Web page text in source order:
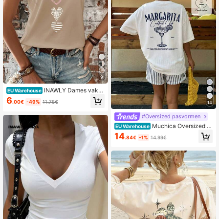
9
EU Warehouse INAWLY Dames vaka
ntie casual hart print losse schoude
r t-shirt
6.00€ -49% 11.78€ 14
#Oversized pasvormen
EU Warehouse Muchica Oversized c
asual cocktailparty T-shirt met grafi
sche print, ronde hals en korte mou
hikt voor dagelijks woon-werkverk
eer,デート,bijeenkomsten, herfst/wi
nter/zomer, Kerstmis, Nieuwjaar, Th
anksgiving, feestjes, bruiloften, stra
nd, afstuderen, mode, elegant, casu
al, uitjes,デート,reserveringen, woo
n-werkverkeer, glanzend, Valentijn
sdag, elegant, vakantie, casual, Y2
K, uitstapjes, afstuderen en andere
gelegenheden.
14.84€ -1% 14.99€